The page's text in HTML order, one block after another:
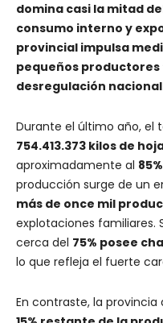
domina casi la mitad
consumo interno y
provincial impulsa
pequeños
desregulación
Durante el último año, el
754.413.373 kilos de
aproximadamente al
producción surge de un
más de once mil
explotaciones familiares.
cerca del 75% posee
lo que refleja el fuerte
En contraste, la